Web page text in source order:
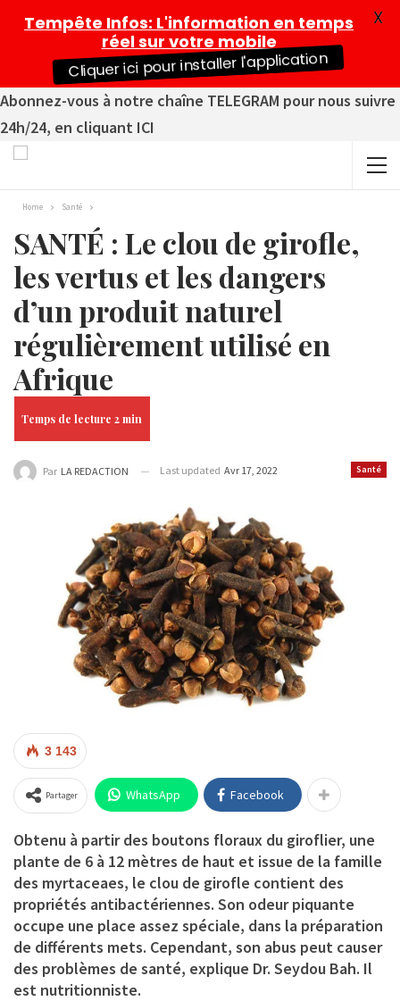
Abonnez-vous à notre chaîne TELEGRAM pour nous suivre
24h/24, en cliquant ICI
Home Santé
SANTÉ : Le clou de girofle,
les vertus et les dangers
d’un produit naturel
régulièrement utilisé en
Afrique
Santé
Par LA REDACTION Last updated Avr 17, 2022
3 143
Partager WhatsApp Facebook
Obtenu à partir des boutons floraux du giroflier, une
plante de 6 à 12 mètres de haut et issue de la famille
des myrtaceaes, le clou de girofle contient des
propriétés antibactériennes. Son odeur piquante
occupe une place assez spéciale, dans la préparation
de différents mets. Cependant, son abus peut causer
des problèmes de santé, explique Dr. Seydou Bah. Il
est nutritionniste.
Tempête Infos: L'information en temps
réel sur votre mobile
Cliquer ici pour installer l'application
X